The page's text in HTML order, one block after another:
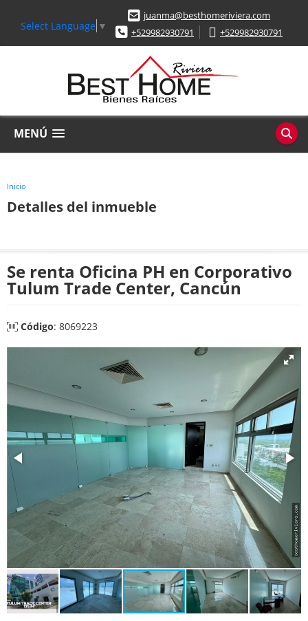
Select Language ▼
juanma@besthomeriviera.com
+529982930791
+529982930791
MENÚ
Inicio
Detalles del inmueble
Se renta Oficina PH en Corporativo
Tulum Trade Center, Cancún
Código: 8069223